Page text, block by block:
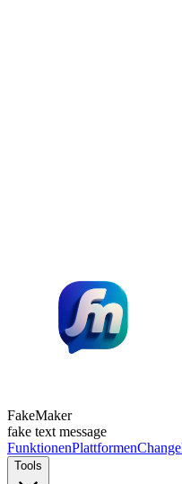
FakeMaker
fake text message
FunktionenPlattformen
Tools